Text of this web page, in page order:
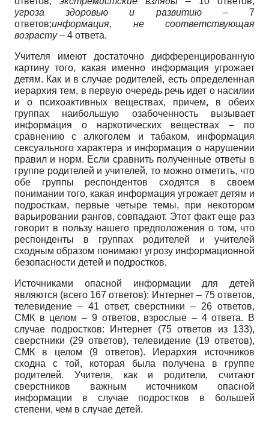
угроза здоровью и развитию– 7
ответов;информация, не соответствующая
возрасту– 4 ответа.
Учителя имеют достаточно дифференцированную
картину того, какая именно информация угрожает
детям. Как и в случае родителей, есть определенная
иерархия тем, в первую очередь речь идет о насилии
и о психоактивных веществах, причем, в обеих
группах наибольшую озабоченность вызывает
информация о наркотических веществах – по
сравнению с алкоголем и табаком, информация
сексуального характера и информация о нарушении
правил и норм. Если сравнить полученные ответы в
группе родителей и учителей, то можно отметить, что
обе группы респондентов сходятся в своем
понимании того, какая информация угрожает детям и
подросткам, первые четыре темы, при некотором
варьировании рангов, совпадают. Этот факт еще раз
говорит в пользу нашего предположения о том, что
респонденты в группах родителей и учителей
сходным образом понимают угрозу информационной
безопасности детей и подростков.
Источниками опасной информации для детей
являются (всего 167 ответов): Интернет – 75 ответов,
телевидение – 41 ответ, сверстники – 26 ответов,
СМК в целом – 9 ответов, взрослые – 4 ответа. В
случае подростков: Интернет (75 ответов из 133),
сверстники (29 ответов), телевидение (19 ответов),
СМК в целом (9 ответов). Иерархия источников
сходна с той, которая была получена в группе
родителей. Учителя, как и родители, считают
сверстников важным источником опасной
информации в случае подростков в большей
степени, чем в случае детей.